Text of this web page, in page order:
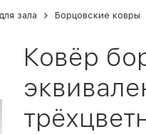
зала Борцовские ковры
Ковёр